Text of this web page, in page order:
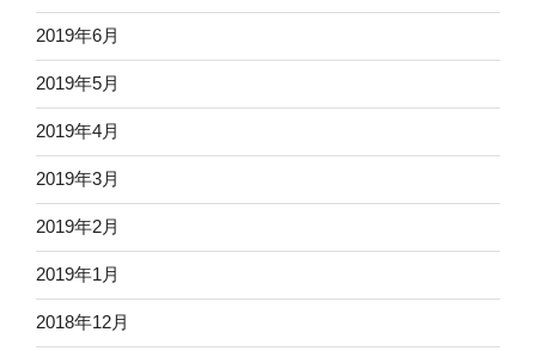
2019年6月
2019年5月
2019年4月
2019年3月
2019年2月
2019年1月
2018年12月